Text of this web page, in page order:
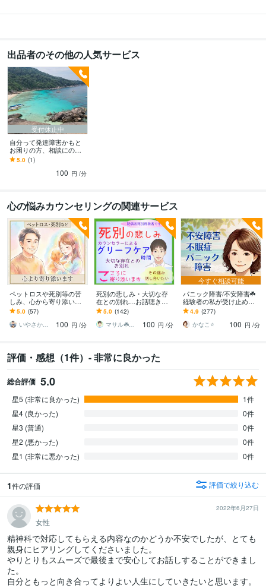
出品者のその他の人気サービス
受付休止中
自分って発達障害かもと
お困りの方、相談にのり
ます 病院に行く前にちょ
っとお話ししていきませ
5.0 (1)
100 円 /分
心の悩みカウンセリングの関連サービス
ペットロスや死別等の苦
しみ、心から寄り添いま
す 止まった時計の針、無
理に動かさなくて大丈夫
ですから
5.0 (57)
いやさか☆やすらぎの傾聴者
100 円 /分
死別の悲しみ・大切な存
在との別れ…お話聴きま
す ★死別経験有心理カウ
ンセラー(有資格)のグリー
フケア時間★
5.0 (142)
マサル☘️カウンセラー★色々経験者☆彡
100 円 /分
今すぐ相談可能
パニック障害/不安障害☘️
経験者の私が受け止めま
す これってパニック障
害？様々な対処法、あな
たと一緒に考えます
4.9 (277)
かなこ⭐️
100 円 /分
評価・感想（1件）- 非常に良かった
総合評価 5.0
星5 (非常に良かった)
1件
星4 (良かった)
0件
星3 (普通)
0件
星2 (悪かった)
0件
星1 (非常に悪かった)
0件
1件の評価 評価で絞り込む
2022年6月27日
女性
精神科で対応してもらえる内容なのかどうか不安でしたが、とても
親身にヒアリングしてくださいました。
やりとりもスムーズで最後まで安心してお話しすることができまし
た。
自分ともっと向き合ってよりよい人生にしていきたいと思います。